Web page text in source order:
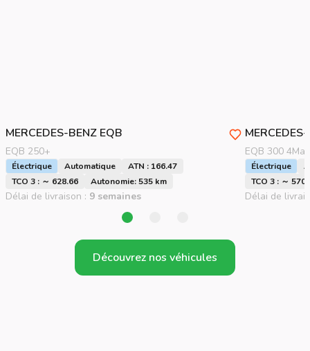
MERCEDES-BENZ EQB
EQB 250+
Électrique Automatique
ATN : 166.47
TCO 3 : ～ 628.66
Autonomie: 535 km
Délai de livraison : 9 semaines
EQB 300
Électrique
TCO 3 : ～
Délai de
Découvrez nos véhicules